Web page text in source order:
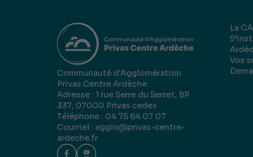
Communauté d'Agglomération
Privas Centre Ardèche
Adresse : 1 rue Serre du Serret, BP
337, 07000 Privas cedex
Téléphone : 04 75 64 07 07
Courriel : agglo@privas-centre-
ardeche.fr
La
Vos